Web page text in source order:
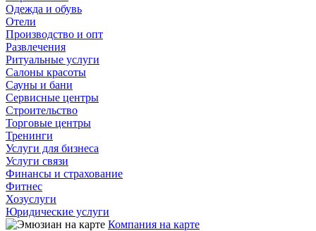
Одежда и обувь
Отели
Производство и опт
Развлечения
Ритуальные услуги
Салоны красоты
Сауны и бани
Сервисные центры
Строительство
Торговые центры
Тренинги
Услуги для бизнеса
Услуги связи
Финансы и страхование
Фитнес
Хозуслуги
Юридические услуги
Компания на карте